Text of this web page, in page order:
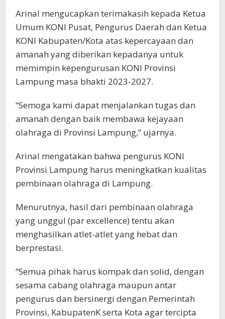
Arinal mengucapkan terimakasih kepada Ketua
Umum KONI Pusat, Pengurus Daerah dan Ketua
KONI Kabupaten/Kota atas kepercayaan dan
amanah yang diberikan kepadanya untuk
memimpin kepengurusan KONI Provinsi
Lampung masa bhakti 2023-2027.
“Semoga kami dapat menjalankan tugas dan
amanah dengan baik membawa kejayaan
olahraga di Provinsi Lampung,” ujarnya.
Arinal mengatakan bahwa pengurus KONI
Provinsi Lampung harus meningkatkan kualitas
pembinaan olahraga di Lampung.
Menurutnya, hasil dari pembinaan olahraga
yang unggul (par excellence) tentu akan
menghasilkan atlet-atlet yang hebat dan
berprestasi.
“Semua pihak harus kompak dan solid, dengan
sesama cabang olahraga maupun antar
pengurus dan bersinergi dengan Pemerintah
Provinsi, KabupatenK serta Kota agar tercipta